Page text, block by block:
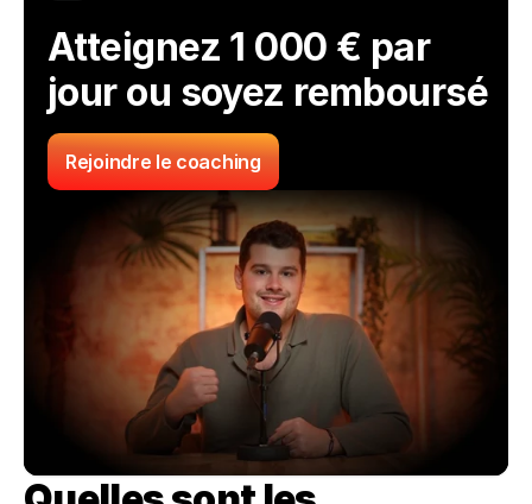
Atteignez 1 000 € par
jour ou soyez remboursé
Rejoindre le coaching